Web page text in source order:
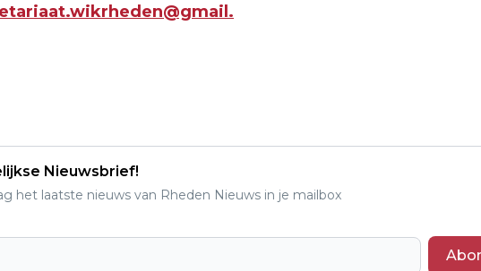
Nieuwsbrief!
het laatste nieuws van Rheden Nieuws in je mailbox